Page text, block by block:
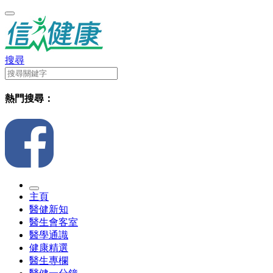
搜尋
熱門搜尋：
主頁
醫健新知
醫生會客室
醫學通識
健康精選
醫生專欄